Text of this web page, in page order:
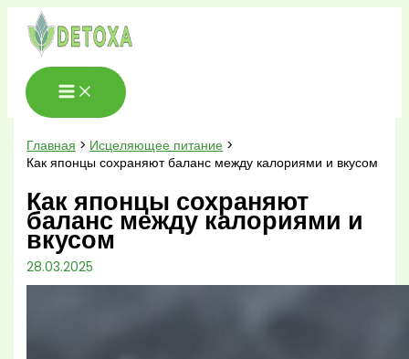
Перейти
содержимому
Главная
Исцеляющее питание
Как японцы сохраняют баланс между калориями и вкусом
Как японцы сохраняют
баланс между калориями и
вкусом
28.03.2025